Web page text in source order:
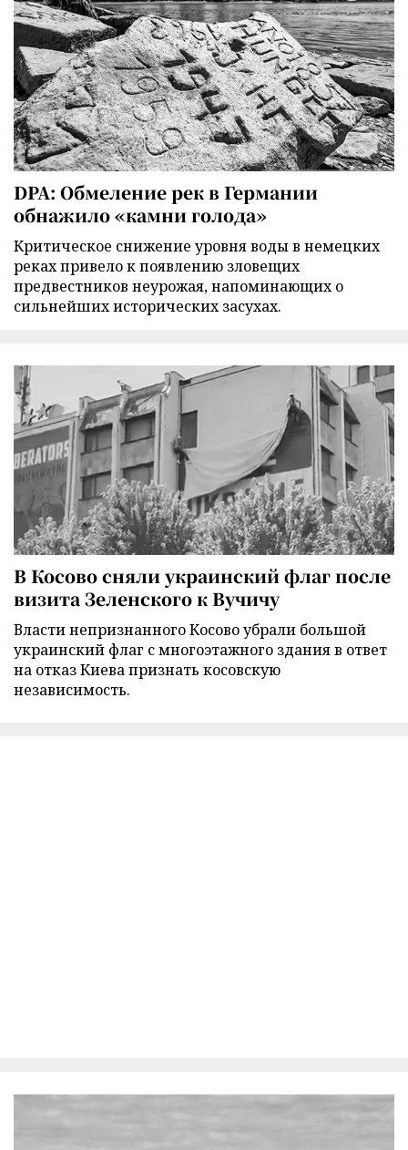
DPA: Обмеление рек в Германии
обнажило «камни голода»
Критическое снижение уровня воды в немецких
реках привело к появлению зловещих
предвестников неурожая, напоминающих о
сильнейших исторических засухах.
В Косово сняли украинский флаг после
визита Зеленского к Вучичу
Власти непризнанного Косово убрали большой
украинский флаг с многоэтажного здания в ответ
на отказ Киева признать косовскую
независимость.